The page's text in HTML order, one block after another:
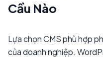
Cầu Nào
Lựa chọn CMS phù hợp
của doanh nghiệp.